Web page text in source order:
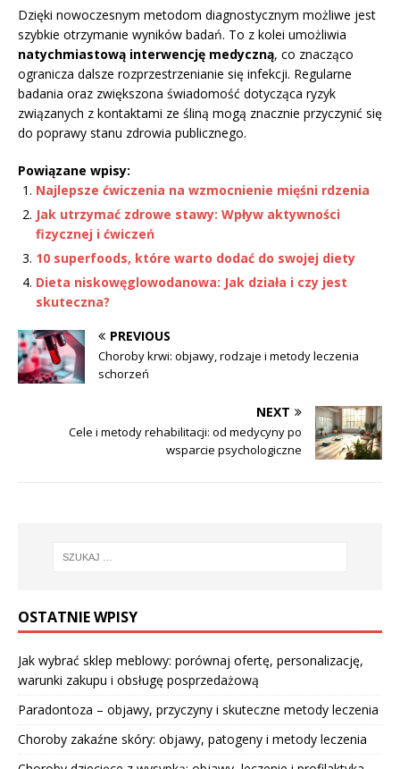
Dzięki nowoczesnym metodom diagnostycznym możliwe jest
szybkie otrzymanie wyników badań. To z kolei umożliwia
natychmiastową interwencję medyczną, co znacząco
ogranicza dalsze rozprzestrzenianie się infekcji. Regularne
badania oraz zwiększona świadomość dotycząca ryzyk
związanych z kontaktami ze śliną mogą znacznie przyczynić się
do poprawy stanu zdrowia publicznego.
Powiązane wpisy:
Najlepsze ćwiczenia na wzmocnienie mięśni rdzenia
Jak utrzymać zdrowe stawy: Wpływ aktywności
fizycznej i ćwiczeń
10 superfoods, które warto dodać do swojej diety
Dieta niskowęglowodanowa: Jak działa i czy jest
skuteczna?
PREVIOUS
Choroby krwi: objawy, rodzaje i metody leczenia
schorzeń
NEXT
Cele i metody rehabilitacji: od medycyny po
wsparcie psychologiczne
OSTATNIE WPISY
Jak wybrać sklep meblowy: porównaj ofertę, personalizację,
warunki zakupu i obsługę posprzedażową
Paradontoza – objawy, przyczyny i skuteczne metody leczenia
Choroby zakaźne skóry: objawy, patogeny i metody leczenia